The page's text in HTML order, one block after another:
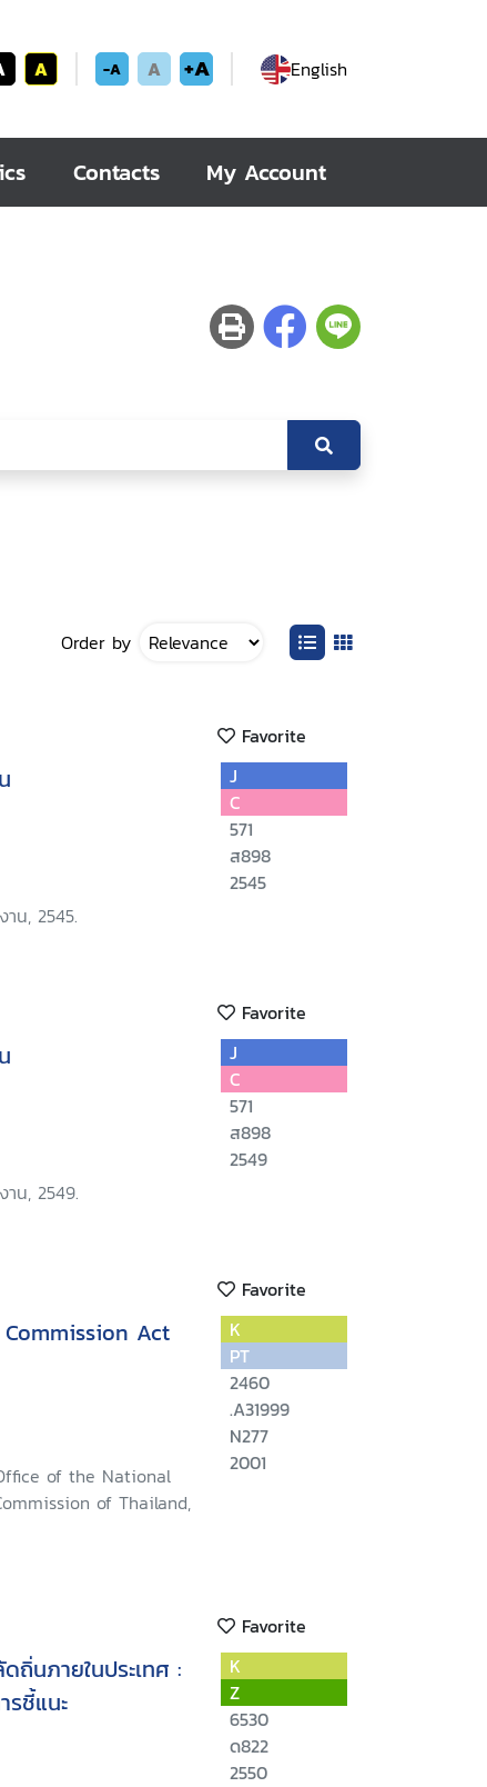
A -A A +A English
Contacts My Account
Order by
Favorite
น, 2545.
J
C
571
ส898
2545
Favorite
น, 2549.
J
C
571
ส898
2549
Favorite
Act
of the National
of Thailand,
K
PT
2460
.A31999
N277
2001
Favorite
ถิ่นภายในประเทศ :
ชี้แนะ
K
Z
6530
ด822
2550